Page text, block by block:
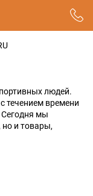
людей.
течением времени
Сегодня мы
но и товары,